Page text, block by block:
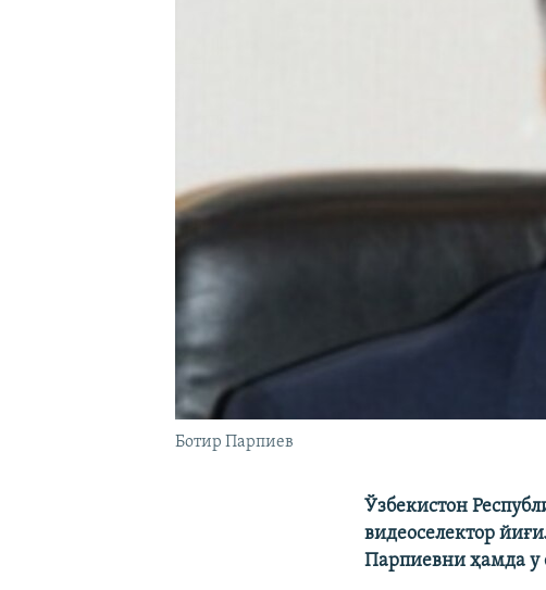
Ботир Парпиев
Ўзбекистон
видеоселектор
Парпиевни ҳамда у